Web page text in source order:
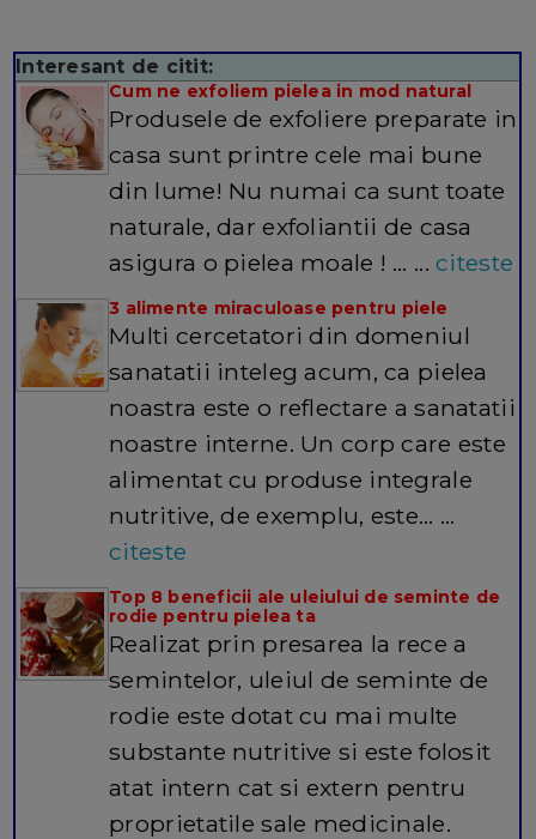
Interesant de citit:
Cum ne exfoliem pielea in mod natural
Produsele de exfoliere preparate in
casa sunt printre cele mai bune
din lume! Nu numai ca sunt toate
naturale, dar exfoliantii de casa
asigura o pielea moale ! … ...citeste
3 alimente miraculoase pentru piele
Multi cercetatori din domeniul
sanatatii inteleg acum, ca pielea
noastra este o reflectare a sanatatii
noastre interne. Un corp care este
alimentat cu produse integrale
nutritive, de exemplu, este… ...
citeste
Top 8 beneficii ale uleiului de seminte de
rodie pentru pielea ta
Realizat prin presarea la rece a
semintelor, uleiul de seminte de
rodie este dotat cu mai multe
substante nutritive si este folosit
atat intern cat si extern pentru
proprietatile sale medicinale.